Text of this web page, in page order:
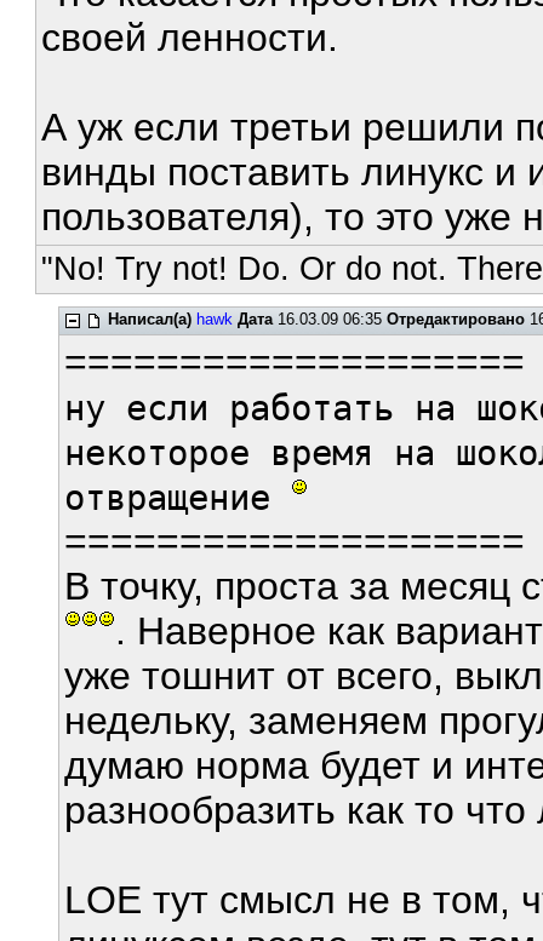
своей ленности.
А уж если третьи решили
винды поставить линукс и
пользователя), то это уже
"No! Try not! Do. Or do not.
Написал(а) hawk Дата16.03.09 06:35Отредактировано
====================
ну если работать на
некоторое время на
отвращение
====================
В точку, проста за месяц
. Наверное как
уже тошнит от всего,
недельку, заменяем
думаю норма будет и
разнообразить как то
LOE тут смысл не в том,